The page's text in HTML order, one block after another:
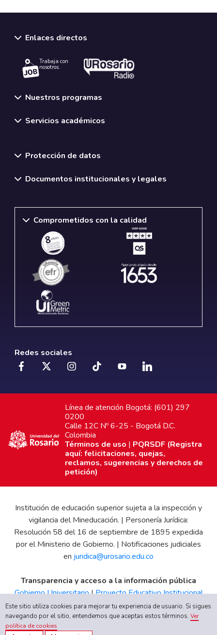
Enlaces directos
Trabaja con
nosotros.
Nuestros programas
Servicios académicos
Protección de datos
Documentos institucionales y legales
Comprometidos con la calidad
Redes sociales
Línea de atención Bogotá: (601) 297
0200
Calle 12C Nº 6-25 - Bogotá D.C.
Colombia
Términos de uso | PQRSDF (Registra
aquí: felicitaciones, quejas,
reclamos, sugerencias y derechos de
petición)
Institución de educación superior sujeta a la inspección y
vigilancia del Mineducación. | Personería Jurídica:
Resolución 58 del 16 de septiembre de 1895 expedida
por el Ministerio de Gobierno. | Notificaciones judiciales
en juridica@urosario.edu.co
Transparencia y acceso a la información pública
Gobierno Universitario|Proyecto Educativo Institucional
|Informe de Gestión|Boletín Estadístico|Régimen
Tributario|Estados Financieros|Código de Ética|Canal
de Integridad UR
Este sitio utiliza cookies para mejorar tu experiencia de usuario. Si sigues
navegando por el sitio, entendemos que aceptas estos términos.Ver
política de cookies